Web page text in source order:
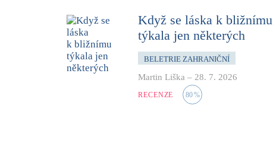
Když se láska k bližnímu
týkala jen některých
BELETRIE ZAHRANIČNÍ
Martin Liška – 28. 7. 2026
RECENZE 80%